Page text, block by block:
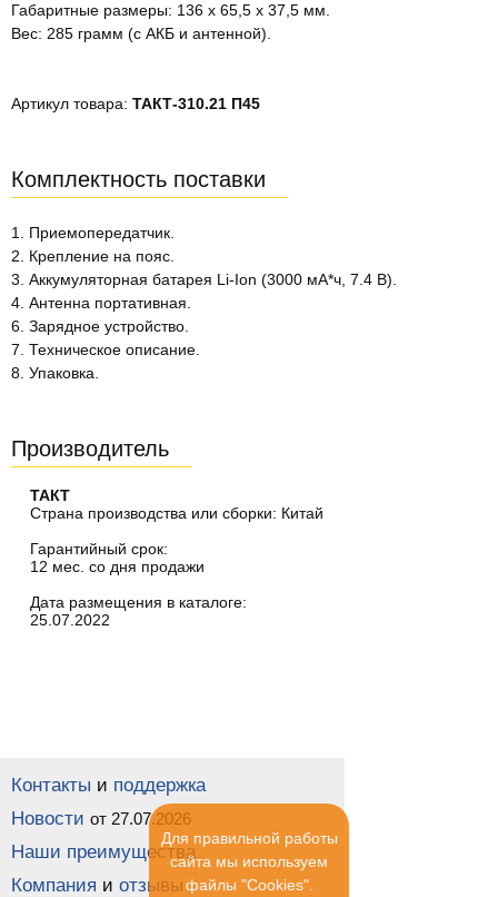
Габаритные размеры: 136 x 65,5 x 37,5 мм.
Вес: 285 грамм (с АКБ и антенной).
Артикул товара: ТАКТ-310.21 П45
Комплектность поставки
1. Приемопередатчик.
2. Крепление на пояс.
3. Аккумуляторная батарея Li-Ion (3000 мА*ч, 7.4 В).
4. Антенна портативная.
6. Зарядное устройство.
7. Техническое описание.
8. Упаковка.
Производитель
ТАКТ
Страна производства или сборки: Китай
Гарантийный срок:
12 мес. со дня продажи
Дата размещения в каталоге:
25.07.2022
Контакты и поддержка
Новости от 27.07.2026
Наши преимущества
Компания и отзывы
Для правильной работы
сайта мы используем
файлы "Cookies".